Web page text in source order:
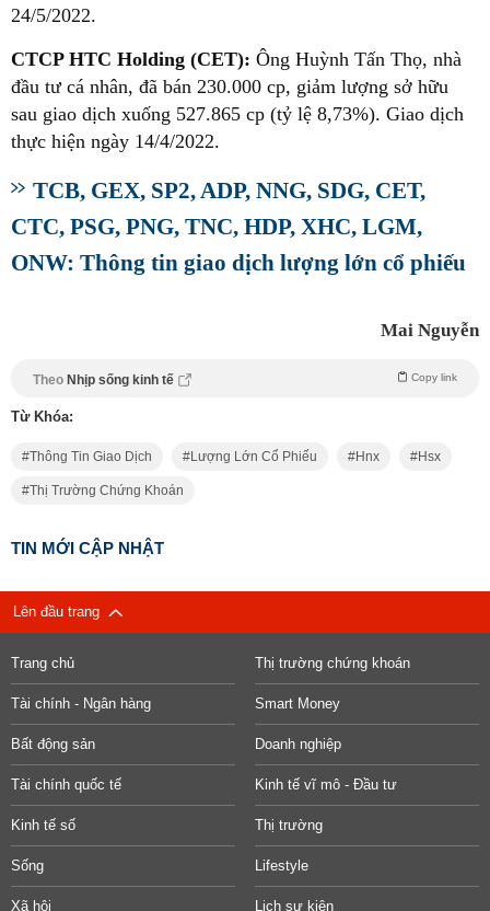
24/5/2022.
CTCP HTC Holding (CET): Ông Huỳnh Tấn Thọ, nhà
đầu tư cá nhân, đã bán 230.000 cp, giảm lượng sở hữu
sau giao dịch xuống 527.865 cp (tỷ lệ 8,73%). Giao dịch
thực hiện ngày 14/4/2022.
TCB, GEX, SP2, ADP, NNG, SDG, CET,
CTC, PSG, PNG, TNC, HDP, XHC, LGM,
ONW: Thông tin giao dịch lượng lớn cổ phiếu
Mai Nguyễn
Theo Nhịp sống kinh tế Copy link
Từ Khóa:
Thông Tin Giao Dịch Lượng Lớn Cổ Phiếu Hnx Hsx
Thị Trường Chứng Khoán
TIN MỚI CẬP NHẬT
Lên đầu trang
Trang chủ Thị trường chứng khoán
Tài chính - Ngân hàng Smart Money
Bất động sản Doanh nghiệp
Tài chính quốc tế Kinh tế vĩ mô - Đầu tư
Kinh tế số Thị trường
Sống Lifestyle
Xã hội Lịch sự kiện